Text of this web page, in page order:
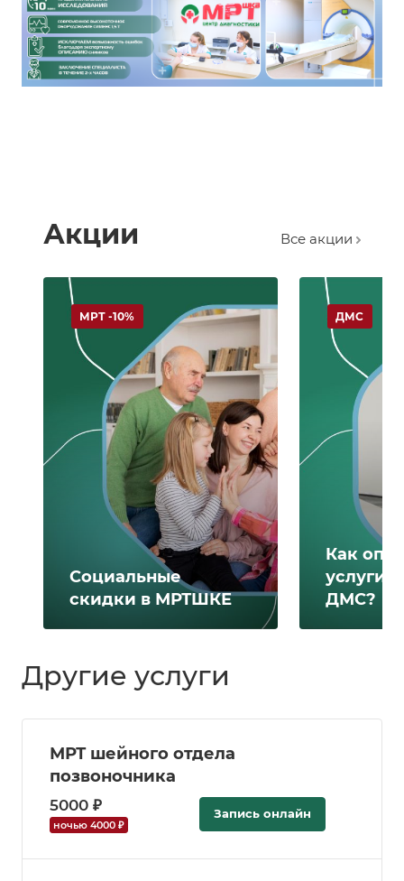
Акции Все акции
Социальные
скидки в МРТШКЕ
МРТ -10%
Как
услуги
ДМС?
ДМС
Другие услуги
МРТ шейного отдела
позвоночника
5000 ₽
ночью 4000 ₽
Запись онлайн